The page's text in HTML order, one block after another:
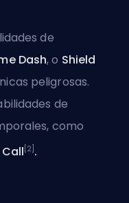
de
Dash, o Shield
peligrosas.
de
como
[2] .